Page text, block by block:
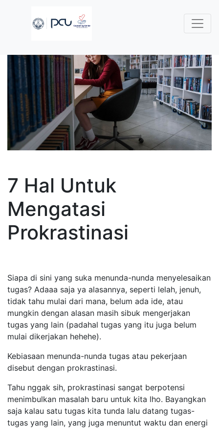
7 Hal Untuk
Mengatasi
Prokrastinasi
Siapa di sini yang suka menunda-nunda menyelesaikan
tugas? Adaaa saja ya alasannya, seperti lelah, jenuh,
tidak tahu mulai dari mana, belum ada ide, atau
mungkin dengan alasan masih sibuk mengerjakan
tugas yang lain (padahal tugas yang itu juga belum
mulai dikerjakan hehehe).
Kebiasaan menunda-nunda tugas atau pekerjaan
disebut dengan prokrastinasi.
Tahu nggak sih, prokrastinasi sangat berpotensi
menimbulkan masalah baru untuk kita lho. Bayangkan
saja kalau satu tugas kita tunda lalu datang tugas-
tugas yang lain, yang juga menuntut waktu dan energi